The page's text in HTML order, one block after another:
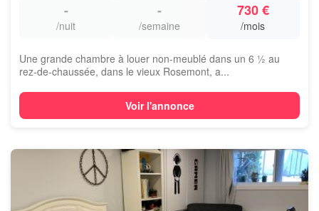
-
/nuit
-
/semaine
730 €
/mois
Une grande chambre à louer non-meublé dans un 6 ½ au
rez-de-chaussée, dans le vieux Rosemont, a...
Voir l'annonce